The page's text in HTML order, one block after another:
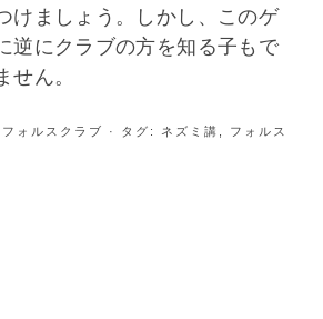
けましょう。しかし、このゲ
逆にクラブの方を知る子もで
せん。
フォルスクラブ · タグ: ネズミ講
フォルス